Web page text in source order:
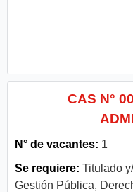
CAS N°
N° de vacantes: 1
Se requiere: Titulado
Gestión Pública,